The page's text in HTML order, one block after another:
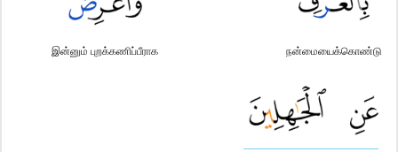
நன்மையைக்கொண்டு
இன்னும் புறக்கணிப்பீராக